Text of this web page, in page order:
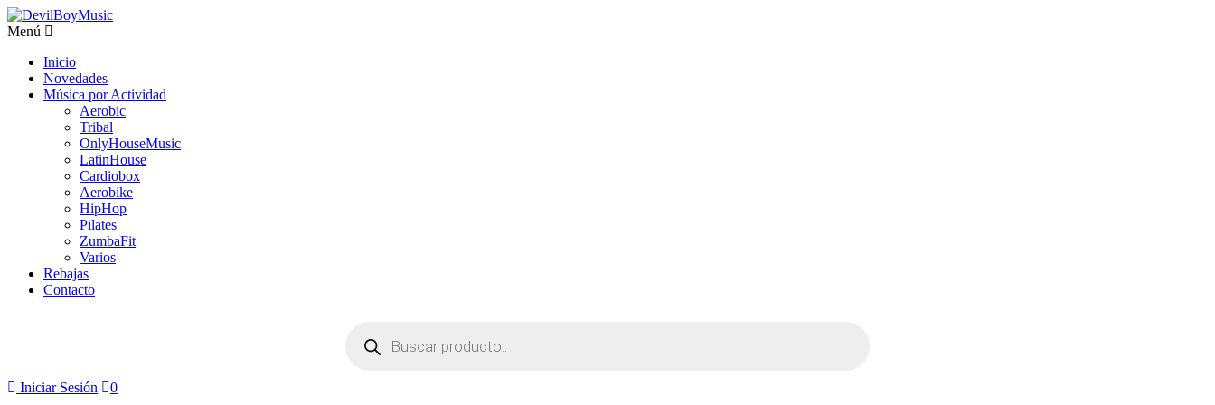
Menú
Inicio
Novedades
Música por Actividad
Aerobic
Tribal
OnlyHouseMusic
LatinHouse
Cardiobox
Aerobike
HipHop
Pilates
ZumbaFit
Varios
Rebajas
Contacto
productos
Iniciar Sesión
0